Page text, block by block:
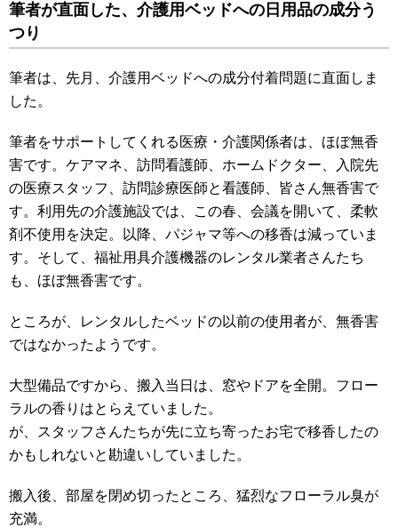
筆者が直面した、介護用ベッドへの日用品の成分う
つり
筆者は、先月、介護用ベッドへの成分付着問題に直面しま
した。
筆者をサポートしてくれる医療・介護関係者は、ほぼ無香
害です。ケアマネ、訪問看護師、ホームドクター、入院先
の医療スタッフ、訪問診療医師と看護師、皆さん無香害で
す。利用先の介護施設では、この春、会議を開いて、柔軟
剤不使用を決定。以降、パジャマ等への移香は減っていま
す。そして、福祉用具介護機器のレンタル業者さんたち
も、ほぼ無香害です。
ところが、レンタルしたベッドの以前の使用者が、無香害
ではなかったようです。
大型備品ですから、搬入当日は、窓やドアを全開。フロー
ラルの香りはとらえていました。
が、スタッフさんたちが先に立ち寄ったお宅で移香したの
かもしれないと勘違いしていました。
搬入後、部屋を閉め切ったところ、猛烈なフローラル臭が
充満。